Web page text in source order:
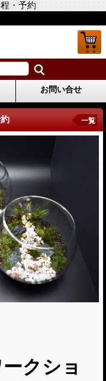
・予約
お問い合せ
ークショ
一覧